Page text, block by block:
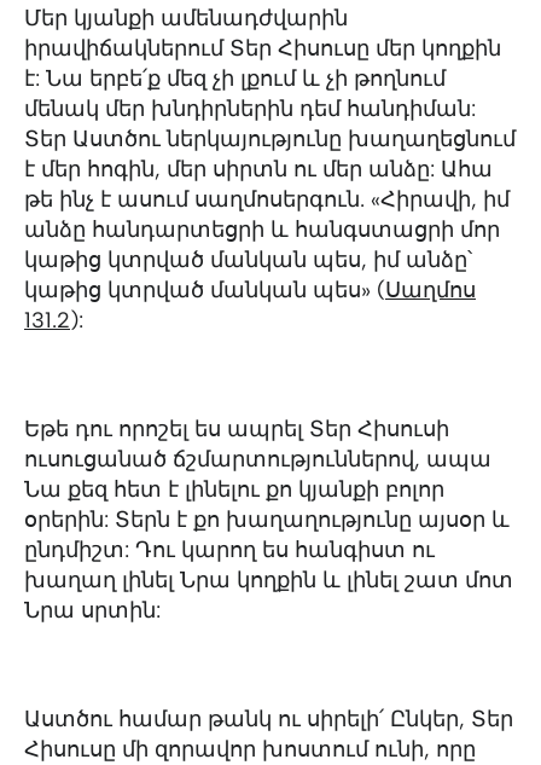
Մեր կյանքի ամենադժվարին
իրավիճակներում Տեր Հիսուսը մեր կողքին
է: Նա երբե՛ք մեզ չի լքում և չի թողնում
մենակ մեր խնդիրներին դեմ հանդիման:
Տեր Աստծու ներկայությունը խաղաղեցնում
է մեր հոգին, մեր սիրտն ու մեր անձը: Ահա
թե ինչ է ասում սաղմոսերգուն. «Հիրավի, իմ
անձը հանդարտեցրի և հանգստացրի մոր
կաթից կտրված մանկան պես, իմ անձը՝
կաթից կտրված մանկան պես» (Սաղմոս
131.2):
Եթե դու որոշել ես ապրել Տեր Հիսուսի
ուսուցանած ճշմարտություններով, ապա
Նա քեզ հետ է լինելու քո կյանքի բոլոր
օրերին: Տերն է քո խաղաղությունը այսօր և
ընդմիշտ: Դու կարող ես հանգիստ ու
խաղաղ լինել Նրա կողքին և լինել շատ մոտ
Նրա սրտին:
Աստծու համար թանկ ու սիրելի՛ Ընկեր, Տեր
Հիսուսը մի զորավոր խոստում ունի, որը